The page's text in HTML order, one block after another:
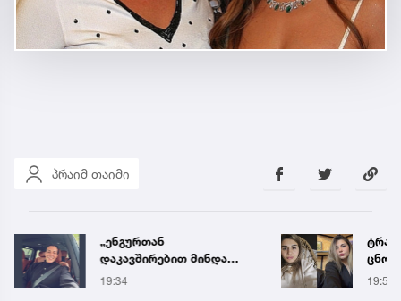
პრაიმ თაიმი
„ენგურთან
დაკავშირებით მინდა
ვთქვა...“ - გოგა მანიას
19:34 19:58